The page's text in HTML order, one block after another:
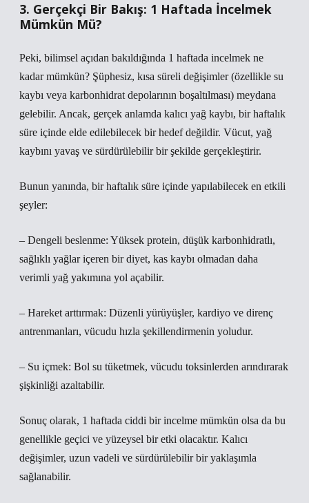
3. Gerçekçi Bir Bakış: 1 Haftada İncelmek
Mümkün Mü?
Peki, bilimsel açıdan bakıldığında 1 haftada incelmek ne
kadar mümkün? Şüphesiz, kısa süreli değişimler (özellikle su
kaybı veya karbonhidrat depolarının boşaltılması) meydana
gelebilir. Ancak, gerçek anlamda kalıcı yağ kaybı, bir haftalık
süre içinde elde edilebilecek bir hedef değildir. Vücut, yağ
kaybını yavaş ve sürdürülebilir bir şekilde gerçekleştirir.
Bunun yanında, bir haftalık süre içinde yapılabilecek en etkili
şeyler:
– Dengeli beslenme: Yüksek protein, düşük karbonhidratlı,
sağlıklı yağlar içeren bir diyet, kas kaybı olmadan daha
verimli yağ yakımına yol açabilir.
– Hareket arttırmak: Düzenli yürüyüşler, kardiyo ve direnç
antrenmanları, vücudu hızla şekillendirmenin yoludur.
– Su içmek: Bol su tüketmek, vücudu toksinlerden arındırarak
şişkinliği azaltabilir.
Sonuç olarak, 1 haftada ciddi bir incelme mümkün olsa da bu
genellikle geçici ve yüzeysel bir etki olacaktır. Kalıcı
değişimler, uzun vadeli ve sürdürülebilir bir yaklaşımla
sağlanabilir.